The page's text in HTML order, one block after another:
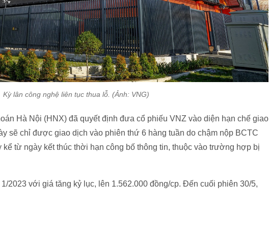
Kỳ lân công nghệ liên tục thua lỗ. (Ảnh: VNG)
Hà Nội (HNX) đã quyết định đưa cổ phiếu VNZ vào diện hạn chế giao
sẽ chỉ được giao dịch vào phiên thứ 6 hàng tuần do chậm nộp BCTC
kể từ ngày kết thúc thời hạn công bố thông tin, thuộc vào trường hợp bị
2023 với giá tăng kỷ lục, lên 1.562.000 đồng/cp. Đến cuối phiên 30/5,